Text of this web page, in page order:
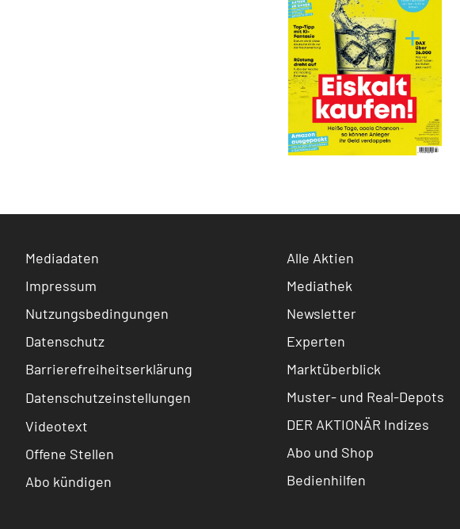
Mediadaten
Impressum
Nutzungsbedingungen
Datenschutz
Barrierefreiheitserklärung
Datenschutzeinstellungen
Videotext
Offene Stellen
Abo kündigen
Alle Aktien
Mediathek
Newsletter
Experten
Marktüberblick
Muster- und Real-Depots
DER AKTIONÄR Indizes
Abo und Shop
Bedienhilfen